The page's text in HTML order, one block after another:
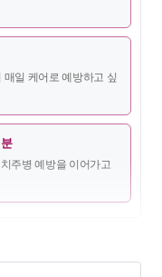
일 케어로 예방하고 싶
주병 예방을 이어가고